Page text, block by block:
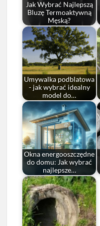
Jak Wybrać Najlepszą
Bluzę Termoaktywną
Męską?
Umywalka podblatowa
- jak wybrać idealny
model do…
Okna energooszczędne
do domu: Jak wybrać
najlepsze…